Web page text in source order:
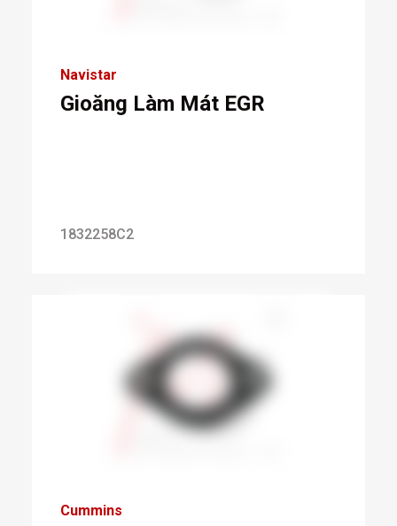
Navistar
Gioăng Làm Mát EGR
1832258C2
Cummins